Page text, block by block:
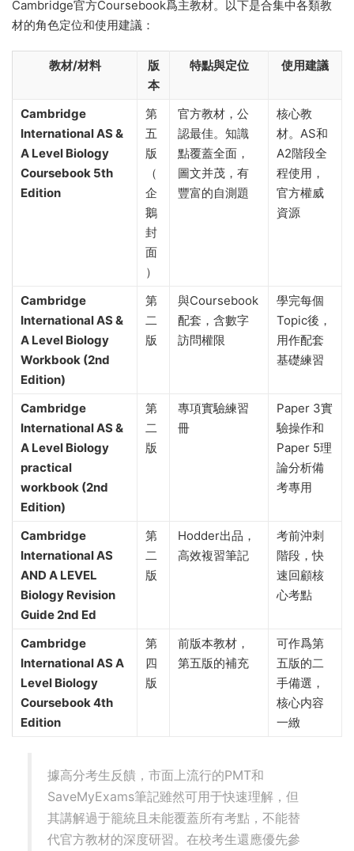
3.1 教材與學習材料詳解
官方教材是複習備考的起點。衆多高分學生一緻推薦以
Cambridge官方Coursebook爲主教材。以下是合集中各類教
教材/材料
版
本
特點與定位 使用建議
Cambridge
第
五
版
（
企
封
面
）
官方教材，公
核心教
材。AS和
Cambridge
A Level Biology
Workbook (2nd
Edition)
版
訪問權限
用作配套
基礎練習
Cambridge
International AS &
practical
workbook (2nd
Edition)
Paper 3實
論分析備
考專用
Cambridge
AND A LEVEL
Biology Revision
Guide 2nd Ed
版
速回顧核
心考點
Cambridge
Coursebook 4th
Edition
可作爲第
一緻